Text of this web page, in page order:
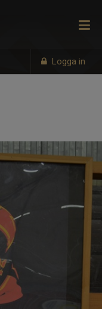
Logga in